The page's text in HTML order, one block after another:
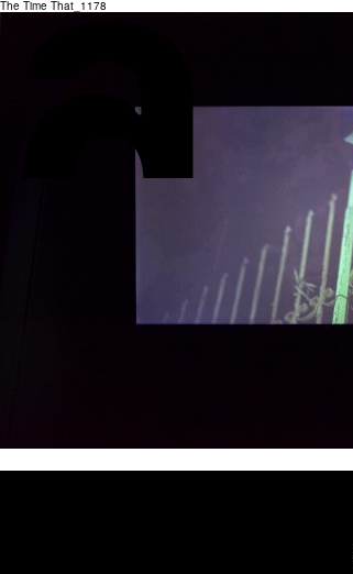
The Time That_1178